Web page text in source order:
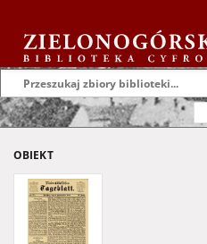
OBIEKT